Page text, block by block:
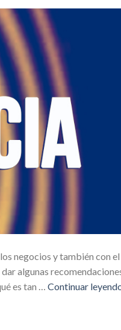
negocios y también con el
algunas
es tan … Continuar